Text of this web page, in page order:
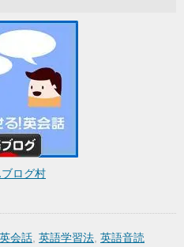
ログ村
英会話, 英語学習法, 英語音読